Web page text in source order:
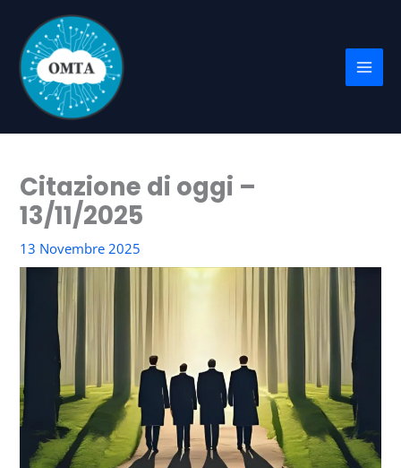
contenuto
Citazione di oggi –
13/11/2025
13 Novembre 2025